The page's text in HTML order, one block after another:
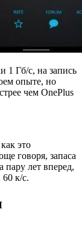
1 Гб/с, на запись
опыте, но
чем OnePlus
это
говоря, запаса
пару лет вперед,
к/с.